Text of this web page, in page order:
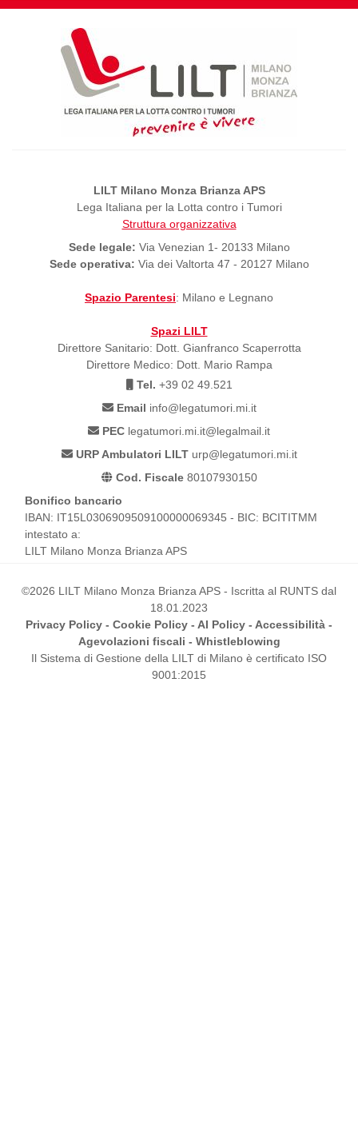
LILT Milano Monza Brianza APS
Lega Italiana per la Lotta contro i Tumori
Struttura organizzativa
Sede legale: Via Venezian 1- 20133 Milano
Sede operativa: Via dei Valtorta 47 - 20127 Milano
Spazio Parentesi: Milano e Legnano
Spazi LILT
Direttore Sanitario: Dott. Gianfranco Scaperrotta
Direttore Medico: Dott. Mario Rampa
Tel. +39 02 49.521
Email info@legatumori.mi.it
PEC legatumori.mi.it@legalmail.it
URP Ambulatori LILTurp@legatumori.mi.it
Cod. Fiscale80107930150
Bonifico bancario
IBAN: IT15L0306909509100000069345 - BIC: BCITITMM
intestato a:
LILT Milano Monza Brianza APS
©2026 LILT Milano Monza Brianza APS - Iscritta al RUNTS dal
18.01.2023
Privacy Policy - Cookie Policy - AI Policy - Accessibilità -
Agevolazioni fiscali - Whistleblowing
Il Sistema di Gestione della LILT di Milano è certificato ISO
9001:2015